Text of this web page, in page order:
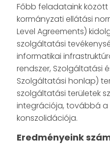
Főbb feladataink
kormányzati ellátási
Level Agreements)
szolgáltatási
informatikai
rendszer, Szolgáltatási
Szolgáltatási honlap)
szolgáltatási területek
integrációja, továbbá a
konszolidációja.
Eredményeink